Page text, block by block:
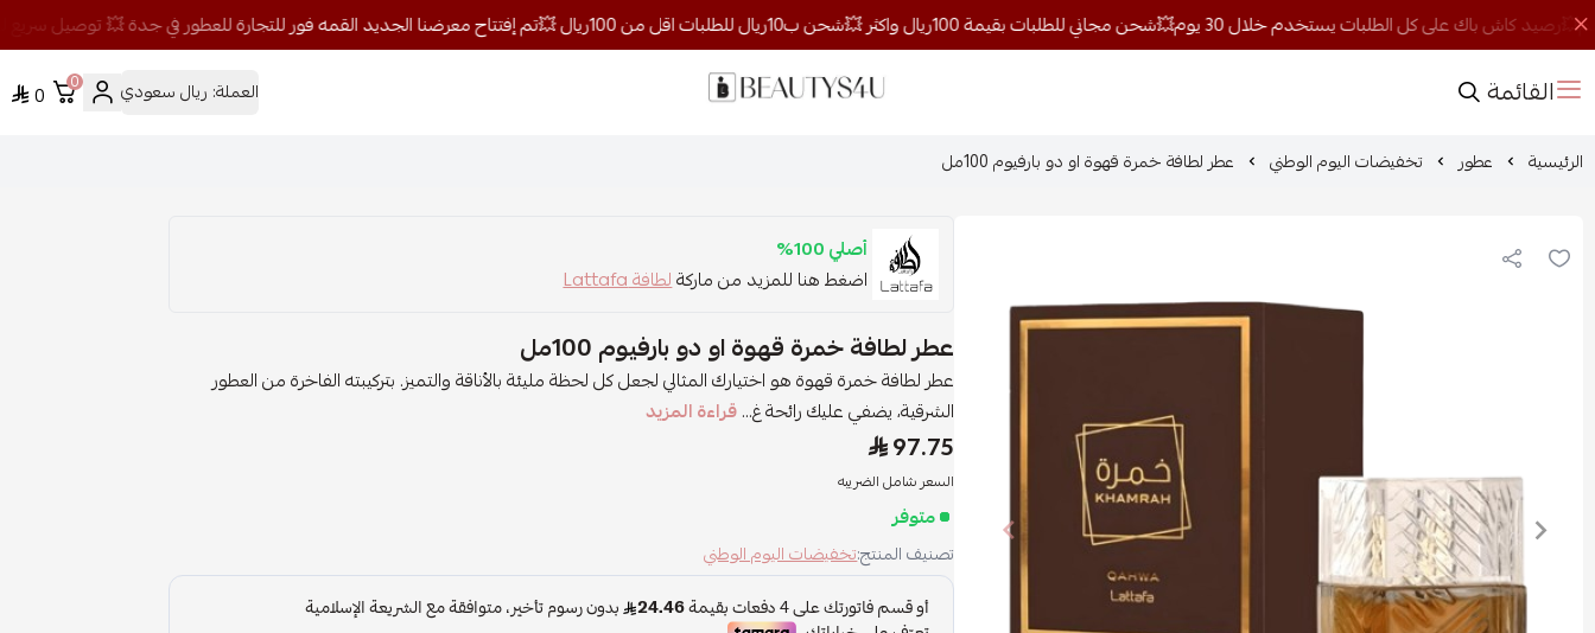
القائمة روائح الجمال العملة: ريال سعودي 0
0
الرئيسية عطور تخفيضات اليوم الوطني عطر لطافة خمرة قهوة او دو بارفيوم 100مل
أصلي 100%
اضغط هنا للمزيد من ماركةلطافة Lattafa
عطر لطافة خمرة قهوة او دو بارفيوم 100مل
عطر لطافة خمرة قهوة هو اختيارك المثالي لجعل كل لحظة مليئة بالأناقة والتميز. بتركيبته الفاخرة من العطور
الشرقية، يضفي عليك رائحة غ...قراءة المزيد
97.75
السعر شامل الضريبه
متوفر
تصنيف المنتج:تخفيضات اليوم الوطني